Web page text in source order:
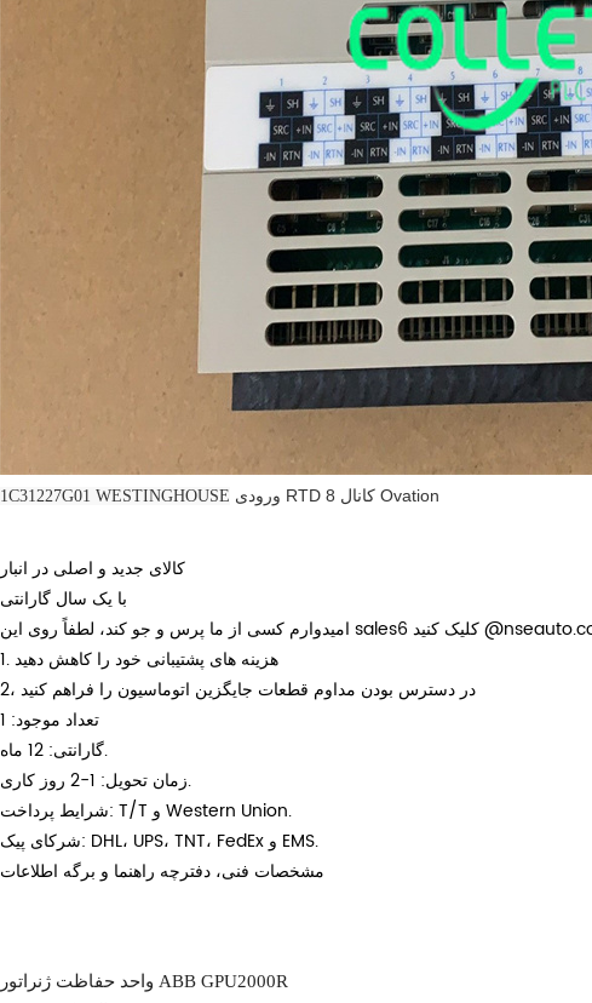
1C31227G01 WESTINGHOUSE ورودی RTD 8 کانال Ovation
کالای جدید و اصلی در انبار
با یک سال گارانتی
امیدوارم کسی از ما پرس و جو کند، لطفاً روی این sales6 کلیک کنید
1. هزینه های پشتیبانی خود را کاهش دهید
2، در دسترس بودن مداوم قطعات جایگزین اتوماسیون را فراهم کنید
تعداد موجود: 1
گارانتی: 12 ماه.
زمان تحویل: 1-2 روز کاری.
شرایط پرداخت: T/T و Western Union.
شرکای پیک: DHL، UPS، TNT، FedEx و EMS.
مشخصات فنی، دفترچه راهنما و برگه اطلاعات
واحد حفاظت ژنراتور ABB GPU2000R